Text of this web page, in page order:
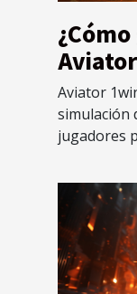
Aviator
simulación
jugadores